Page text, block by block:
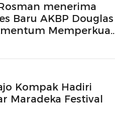
menerima
Baru AKBP Douglas
Memperkuat
Kompak Hadiri
Maradeka Festival